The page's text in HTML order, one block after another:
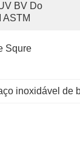
BV Do
ASTM
Squre
inoxidável de